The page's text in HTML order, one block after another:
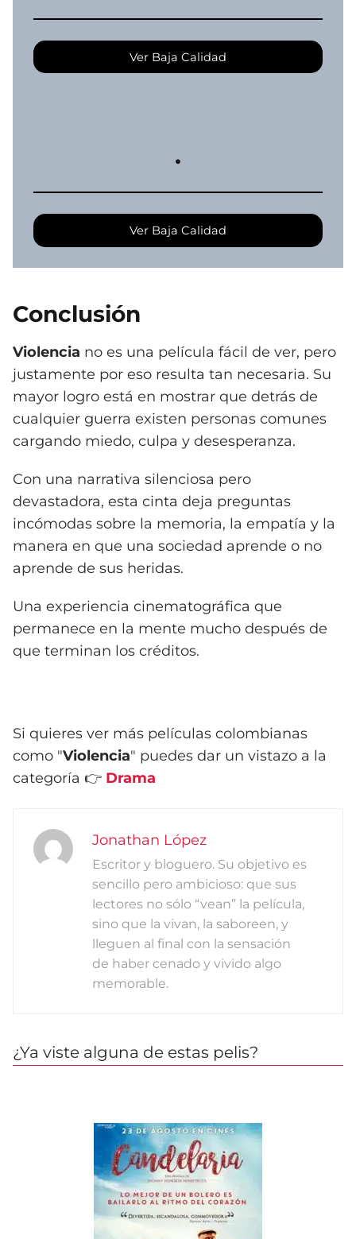
Ver Baja Calidad
.
Ver Baja Calidad
Conclusión
Violencia no es una película fácil de ver, pero
justamente por eso resulta tan necesaria. Su
mayor logro está en mostrar que detrás de
cualquier guerra existen personas comunes
cargando miedo, culpa y desesperanza.
Con una narrativa silenciosa pero
devastadora, esta cinta deja preguntas
incómodas sobre la memoria, la empatía y la
manera en que una sociedad aprende o no
aprende de sus heridas.
Una experiencia cinematográfica que
permanece en la mente mucho después de
que terminan los créditos.
Si quieres ver más películas colombianas
como "Violencia" puedes dar un vistazo a la
categoría 👉 Drama
Jonathan López
Escritor y bloguero. Su objetivo es
sencillo pero ambicioso: que sus
lectores no sólo “vean” la película,
sino que la vivan, la saboreen, y
lleguen al final con la sensación
de haber cenado y vivido algo
memorable.
¿Ya viste alguna de estas pelis?